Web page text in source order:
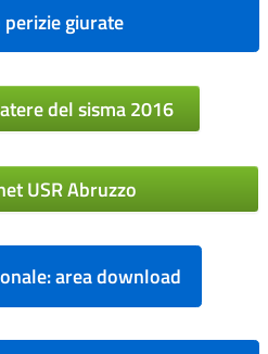
giurate
del sisma 2016
USR Abruzzo
area download